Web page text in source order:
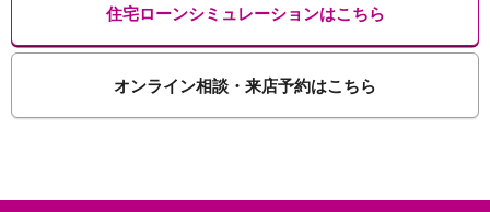
住宅ローンシミュレーションはこちら
オンライン相談・来店予約はこちら